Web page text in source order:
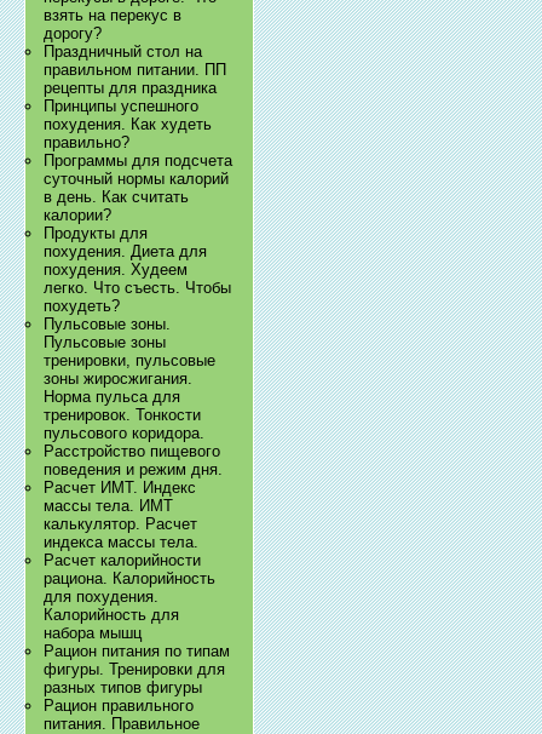
взять на перекус в
дорогу?
Праздничный стол на
правильном питании. ПП
рецепты для праздника
Принципы успешного
похудения. Как худеть
правильно?
Программы для подсчета
суточный нормы калорий
в день. Как считать
калории?
Продукты для
похудения. Диета для
похудения. Худеем
легко. Что съесть. Чтобы
похудеть?
Пульсовые зоны.
Пульсовые зоны
тренировки, пульсовые
зоны жиросжигания.
Норма пульса для
тренировок. Тонкости
пульсового коридора.
Расстройство пищевого
поведения и режим дня.
Расчет ИМТ. Индекс
массы тела. ИМТ
калькулятор. Расчет
индекса массы тела.
Расчет калорийности
рациона. Калорийность
для похудения.
Калорийность для
набора мышц
Рацион питания по типам
фигуры. Тренировки для
разных типов фигуры
Рацион правильного
питания. Правильное